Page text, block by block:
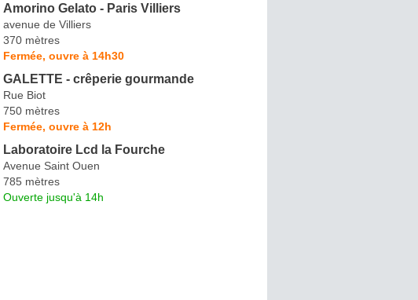
Amorino Gelato - Paris Villiers
avenue de Villiers
370 mètres
Fermée, ouvre à 14h30
GALETTE - crêperie gourmande
Rue Biot
750 mètres
Fermée, ouvre à 12h
Laboratoire Lcd la Fourche
Avenue Saint Ouen
785 mètres
Ouverte jusqu'à 14h